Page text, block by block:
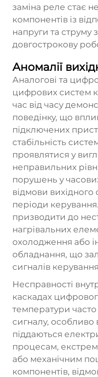
заміна реле стає
компонентів із
напруги та струму
довгострокову
Аномалії
Аналогові та
цифрових систем
час від часу
поведінку, що
підключених
стабільність
проявлятися у
неправильних
порушень у
відмови вихідного
періоди
призводити до
нагрівальних
охолодження або
обладнання, що
сигналів
Несправності
каскадах
температури
сигналу,
піддаються
процесам,
або механічним
компонентів,